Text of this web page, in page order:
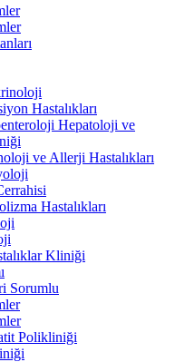
Hastalıkları
Hepatoloji ve
ve Allerji Hastalıkları
Hastalıkları
Kliniği
Sorumlu
Polikliniği